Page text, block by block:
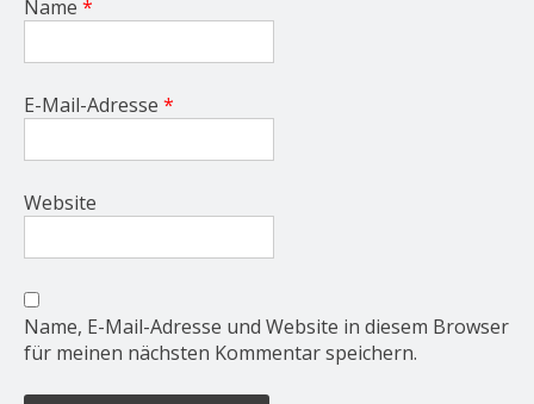
Name *
E-Mail-Adresse *
Website
Name, E-Mail-Adresse und Website in diesem Browser
für meinen nächsten Kommentar speichern.